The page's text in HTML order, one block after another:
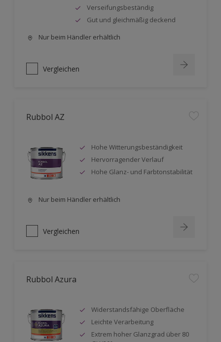
Verseifungsbeständig
Gut und gleichmäßig deckend
Nur beim Händler erhältlich
Vergleichen
Rubbol AZ
Hohe Witterungsbeständigkeit
Hervorragender Verlauf
Hohe Glanz- und Farbtonstabilität
Nur beim Händler erhältlich
Vergleichen
Rubbol Azura
Widerstandsfähige Oberfläche
Leichte Verarbeitung
Extrem hoher Glanzgrad über 80